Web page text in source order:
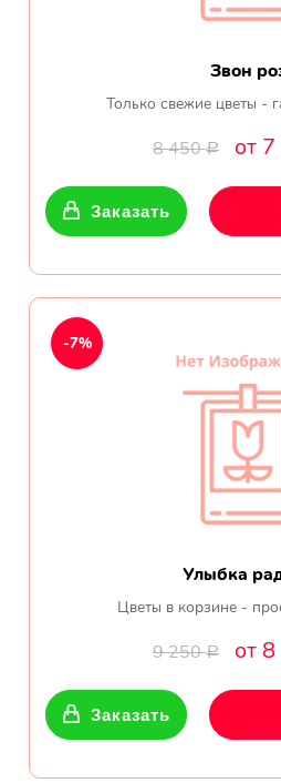
Звон
Только свежие цветы -
8 450Р от
Заказать
Улыбка
Цветы в корзине -
9 250Р от
-7%
Заказать